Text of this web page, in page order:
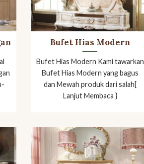
Bufet Hias Modern
Bufet Hias Modern Kami tawarkan
Bufet Hias Modern yang bagus
dan Mewah produk dari salah[
Lanjut Membaca }